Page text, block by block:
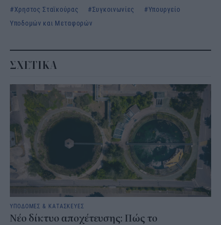
Χρηστος Σταϊκούρας
Συγκοινωνίες
Υπουργείο
Υποδομών και Μεταφορών
ΣΧΕΤΙΚΑ
ΥΠΟΔΟΜΕΣ & ΚΑΤΑΣΚΕΥΕΣ
Νέο δίκτυο αποχέτευσης: Πώς το